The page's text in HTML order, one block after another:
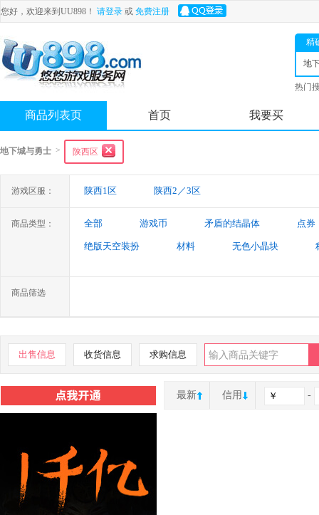
您好，欢迎来到UU898！ 请登录 或 免费注册
精
地
士
热门
商品列表页 首页 我要买
地下城与勇士 > 陕西区
游戏区服： 陕西1区 陕西2／3区
商品类型： 全部 游戏币 矛盾的结晶体 点券
绝版天空装扮 材料 无色小晶块
商品筛选
出售信息 收货信息 求购信息
最新 信用 -